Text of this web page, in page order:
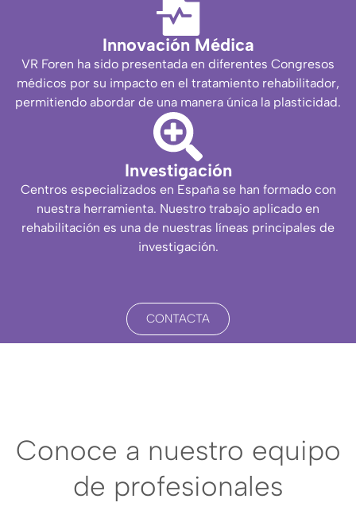
Innovación Médica
VR Foren ha sido presentada en diferentes Congresos
médicos por su impacto en el tratamiento rehabilitador,
permitiendo abordar de una manera única la plasticidad.
Investigación
Centros especializados en España se han formado con
nuestra herramienta. Nuestro trabajo aplicado en
rehabilitación es una de nuestras líneas principales de
investigación.
CONTACTA
Conoce a nuestro equipo
de profesionales